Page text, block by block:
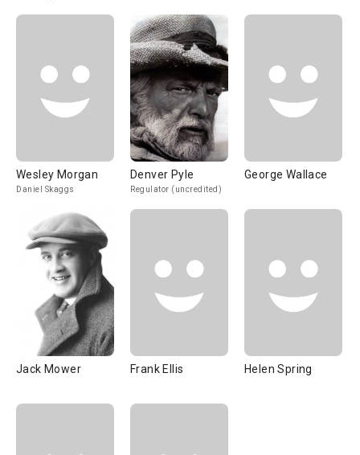
Wesley Morgan
Daniel Skaggs
Denver Pyle
Regulator (uncredited)
George Wallace
Jack Mower Frank Ellis Helen Spring